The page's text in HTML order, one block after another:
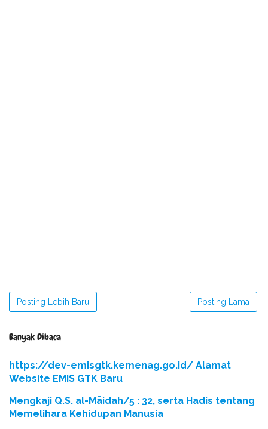
Posting Lebih Baru Posting Lama
Banyak Dibaca
https://dev-emisgtk.kemenag.go.id/ Alamat
Website EMIS GTK Baru
Mengkaji Q.S. al-Māidah/5 : 32, serta Hadis tentang
Memelihara Kehidupan Manusia